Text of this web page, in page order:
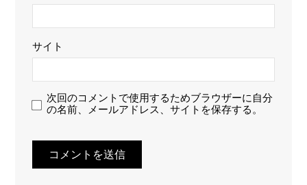
サイト
次回のコメントで使用するためブラウザーに自分
の名前、メールアドレス、サイトを保存する。